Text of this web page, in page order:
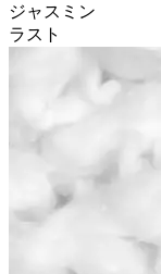
ジャスミン
ラスト